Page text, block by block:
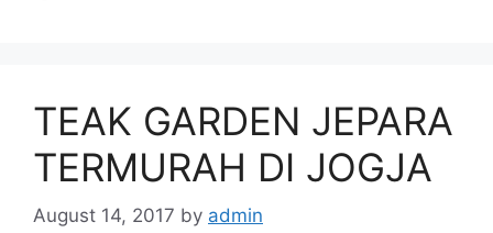
TEAK GARDEN JEPARA
TERMURAH DI JOGJA
August 14, 2017 by admin